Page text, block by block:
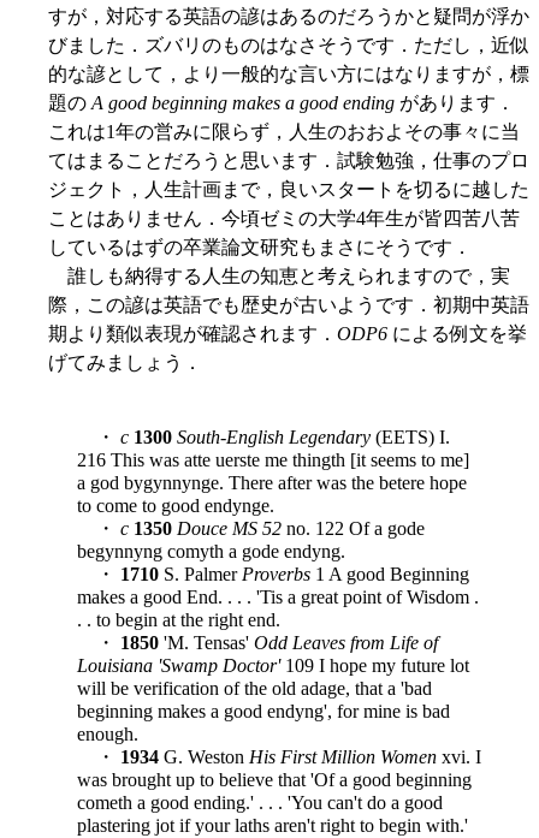
すが，対応する英語の諺はあるのだろうかと疑問が浮か
びました．ズバリのものはなさそうです．ただし，近似
的な諺として，より一般的な言い方にはなりますが，標
題の A good beginning makes a good ending があります．
これは1年の営みに限らず，人生のおおよその事々に当
てはまることだろうと思います．試験勉強，仕事のプロ
ジェクト，人生計画まで，良いスタートを切るに越した
ことはありません．今頃ゼミの大学4年生が皆四苦八苦
しているはずの卒業論文研究もまさにそうです．
誰しも納得する人生の知恵と考えられますので，実
際，この諺は英語でも歴史が古いようです．初期中英語
期より類似表現が確認されます． ODP6 による例文を挙
げてみましょう．
・ c 1300 South-English Legendary (EETS) I.
216 This was atte uerste me thingth [it seems to me]
a god bygynnynge. There after was the betere hope
to come to good endynge.
・ c 1350 Douce MS 52 no. 122 Of a gode
begynnyng comyth a gode endyng.
・ 1710 S. Palmer Proverbs 1 A good Beginning
makes a good End. . . . 'Tis a great point of Wisdom .
. . to begin at the right end.
・ 1850 'M. Tensas' Odd Leaves from Life of
Louisiana 'Swamp Doctor'109 I hope my future lot
will be verification of the old adage, that a 'bad
beginning makes a good endyng', for mine is bad
enough.
・ 1934 G. Weston His First Million Women xvi. I
was brought up to believe that 'Of a good beginning
cometh a good ending.' . . . 'You can't do a good
plastering jot if your laths aren't right to begin with.'